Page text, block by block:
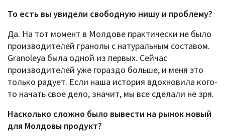
То есть вы увидели свободную нишу и проблему?
Да. На тот момент в Молдове практически не было
производителей гранолы с натуральным составом.
Granoleya была одной из первых. Сейчас
производителей уже гораздо больше, и меня это
только радует. Если наша история вдохновила кого-
то начать свое дело, значит, мы все сделали не зря.
Насколько сложно было вывести на рынок новый
для Молдовы продукт?